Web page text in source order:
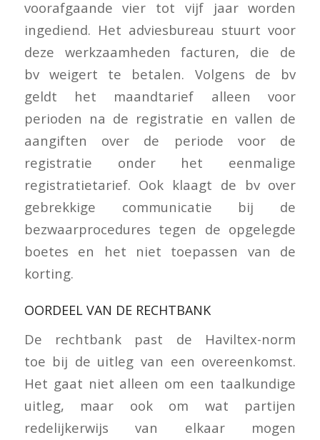
voorafgaande vier tot vijf jaar worden
ingediend. Het adviesbureau stuurt voor
deze werkzaamheden facturen, die de
bv weigert te betalen. Volgens de bv
geldt het maandtarief alleen voor
perioden na de registratie en vallen de
aangiften over de periode voor de
registratie onder het eenmalige
registratietarief. Ook klaagt de bv over
gebrekkige communicatie bij de
bezwaarprocedures tegen de opgelegde
boetes en het niet toepassen van de
korting.
OORDEEL VAN DE RECHTBANK
De rechtbank past de Haviltex-norm
toe bij de uitleg van een overeenkomst.
Het gaat niet alleen om een taalkundige
uitleg, maar ook om wat partijen
redelijkerwijs van elkaar mogen